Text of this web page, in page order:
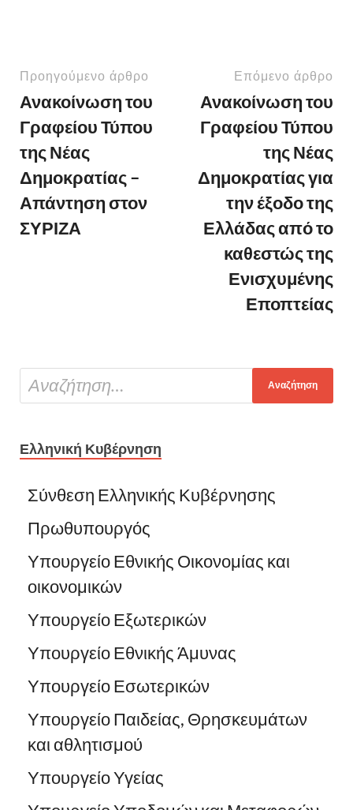
Προηγούμενο άρθρο
Ανακοίνωση του
Γραφείου Τύπου
της Νέας
Δημοκρατίας –
Απάντηση στον
ΣΥΡΙΖΑ
Επόμενο άρθρο
Ανακοίνωση του
Γραφείου Τύπου
της Νέας
Δημοκρατίας για
την έξοδο της
Ελλάδας από το
καθεστώς της
Ενισχυμένης
Εποπτείας
Ελληνική Κυβέρνηση
Σύνθεση Ελληνικής Κυβέρνησης
Πρωθυπουργός
Υπουργείο Εθνικής Οικονομίας και
οικονομικών
Υπουργείο Εξωτερικών
Υπουργείο Εθνικής Άμυνας
Υπουργείο Εσωτερικών
Υπουργείο Παιδείας, Θρησκευμάτων
και αθλητισμού
Υπουργείο Υγείας